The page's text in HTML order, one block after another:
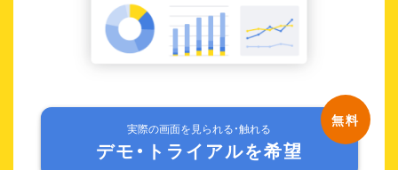
実際の画面を見られる・触れる
デモ・トライアルを希望